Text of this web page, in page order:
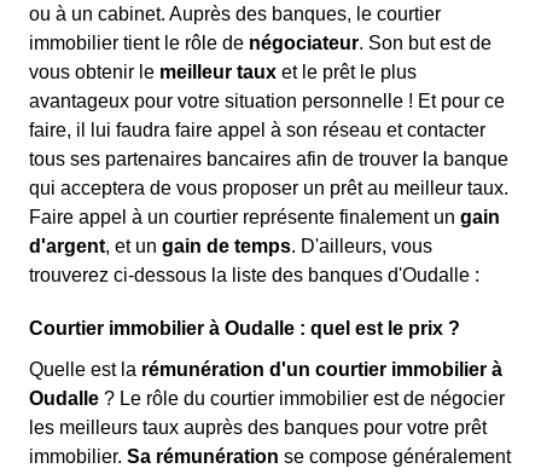
ou à un cabinet. Auprès des banques, le courtier
immobilier tient le rôle de négociateur. Son but est de
vous obtenir le meilleur taux et le prêt le plus
avantageux pour votre situation personnelle ! Et pour ce
faire, il lui faudra faire appel à son réseau et contacter
tous ses partenaires bancaires afin de trouver la banque
qui acceptera de vous proposer un prêt au meilleur taux.
Faire appel à un courtier représente finalement un gain
d'argent, et un gain de temps. D'ailleurs, vous
trouverez ci-dessous la liste des banques d'Oudalle :
Courtier immobilier à Oudalle : quel est le prix ?
Quelle est la rémunération d'un courtier immobilier à
Oudalle ? Le rôle du courtier immobilier est de négocier
les meilleurs taux auprès des banques pour votre prêt
immobilier. Sa rémunération se compose généralement